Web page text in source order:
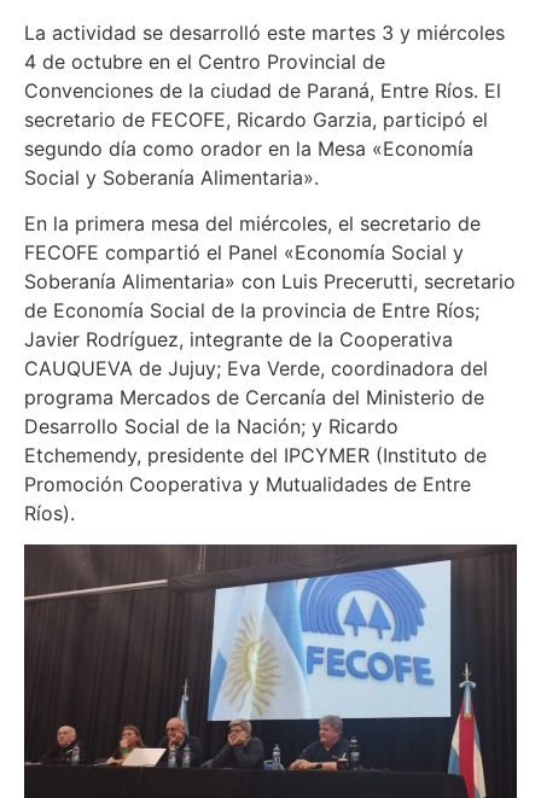
La actividad se desarrolló este martes 3 y miércoles
4 de octubre en el Centro Provincial de
Convenciones de la ciudad de Paraná, Entre Ríos. El
secretario de FECOFE, Ricardo Garzia, participó el
segundo día como orador en la Mesa «Economía
Social y Soberanía Alimentaria».
En la primera mesa del miércoles, el secretario de
FECOFE compartió el Panel «Economía Social y
Soberanía Alimentaria» con Luis Precerutti, secretario
de Economía Social de la provincia de Entre Ríos;
Javier Rodríguez, integrante de la Cooperativa
CAUQUEVA de Jujuy; Eva Verde, coordinadora del
programa Mercados de Cercanía del Ministerio de
Desarrollo Social de la Nación; y Ricardo
Etchemendy, presidente del IPCYMER (Instituto de
Promoción Cooperativa y Mutualidades de Entre
Ríos).